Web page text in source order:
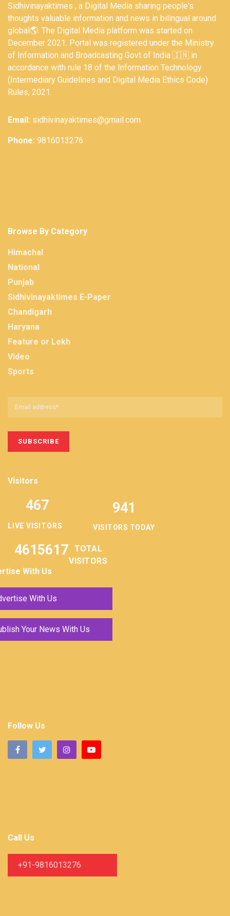
Sidhivinayaktimes , a Digital Media sharing people's
thoughts valuable information and news in bilingual around
global🌎. The Digital Media platform was started on
December 2021. Portal was registered under the Ministry
of Information and Broadcasting Govt of India 🇮🇳 in
accordance with rule 18 of the Information Technology
(Intermediary Guidelines and Digital Media Ethics Code)
Rules, 2021.
Email: sidhivinayaktimes@gmail.com
Phone: 9816013276
Browse By Category
Himachal
National
Punjab
Sidhivinayaktimes E-Paper
Chandigarh
Haryana
Feature or Lekh
Video
Sports
Visitors
LIVE VISITORS
467 941
VISITORS TODAY
4615617
TOTAL
VISITORS
With Us
With Us
Your News With Us
Follow Us
Call Us
+91-9816013276